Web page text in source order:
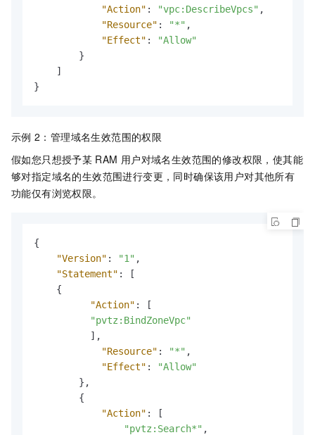
"Action" : "vpc:DescribeVpcs" ,
"Resource" : "*" ,
"Effect" :
"Allow"
}
]
}
示例 2：管理域名生效范围的权限
假如您只想授予某 RAM 用户对域名生效范围的修改权限，使其能
够对指定域名的生效范围进行变更，同时确保该用户对其他所有
功能仅有浏览权限。
{
"Version" : "1" ,
"Statement" :
[
{
"Action" :
[
"pvtz:BindZoneVpc"
] ,
"Resource" : "*" ,
"Effect" :
"Allow"
} ,
{
"Action" :
[
"pvtz:Search*" ,